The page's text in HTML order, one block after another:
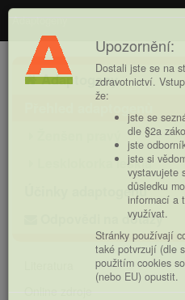
Adaptogeny
Hlavní
nabídkaAdaptogeny
Lesklokorka lesklá
Účinky adaptogenů
Odpovědi na dotazy
Online zdroje
Upozornění:
Dostali jste se na
zdravotnictví.
že:
jste se
dle §2a
jste
jste si
vystavujete
důsledku
informací a
využívat.
Stránky používají
také potvrzují (dle
použitím cookies
(nebo EU) opustit.